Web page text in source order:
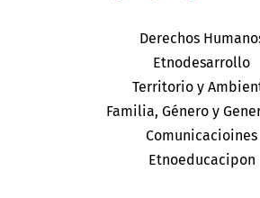
Derechos
Etnodesarrollo
Territorio y
Familia, Género y
Comunicacioines
Etnoeducacipon